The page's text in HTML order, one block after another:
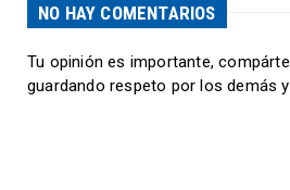
NO HAY COMENTARIOS
Tu opinión es importante,
guardando respeto por los demás